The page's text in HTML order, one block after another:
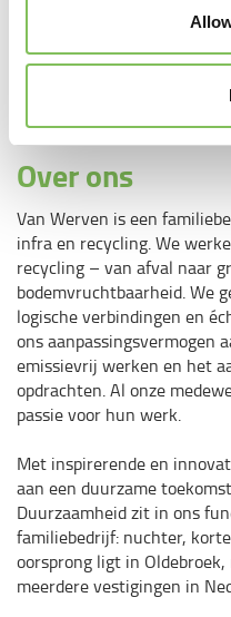
Training en
Gezellige
de bijpraatmomenten
Over ons
Van Werven is een
infra en recycling. We
recycling – van afval naar
bodemvruchtbaarheid. We
logische verbindingen en
ons aanpassingsvermogen
emissievrij werken en het
opdrachten. Al onze
passie voor hun werk.
Met inspirerende en
aan een duurzame
Duurzaamheid zit in ons
familiebedrijf: nuchter,
oorsprong ligt in
meerdere vestigingen in